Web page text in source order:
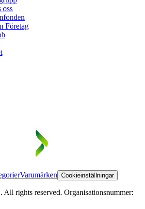
oss
Företag
Varumärken Cookieinställningar
rights reserved. Organisationsnummer: